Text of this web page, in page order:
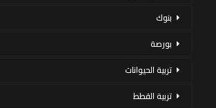
بنوك
بورصة
تربية الحيوانات
تربية القطط